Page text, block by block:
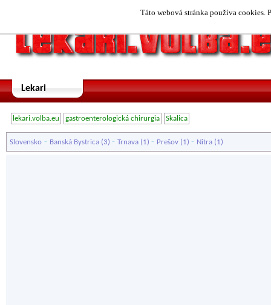
Táto webová stránka používa cookies.
Lekari
lekari.volba.eu gastroenterologická chirurgia Skalica
Slovensko - Banská Bystrica (3) - Trnava (1) - Prešov (1) - Nitra (1)